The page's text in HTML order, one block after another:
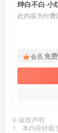
此内容为付
会员 免费
© 版权声明
1、本内容转载